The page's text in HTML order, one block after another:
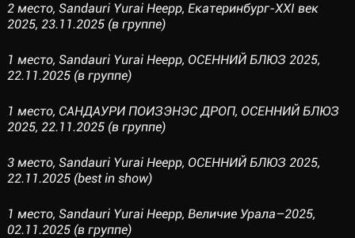
2 место, Sandauri Yurai Heepp, Екатеринбург-XXI век
2025, 23.11.2025 (в группе)
1 место, Sandauri Yurai Heepp, ОСЕННИЙ БЛЮЗ 2025,
22.11.2025 (в группе)
1 место, САНДАУРИ ПОИЗЭНЭС ДРОП, ОСЕННИЙ БЛЮЗ
2025, 22.11.2025 (в группе)
3 место, Sandauri Yurai Heepp, ОСЕННИЙ БЛЮЗ 2025,
22.11.2025 (best in show)
1 место, Sandauri Yurai Heepp, Величие Урала–2025,
02.11.2025 (в группе)